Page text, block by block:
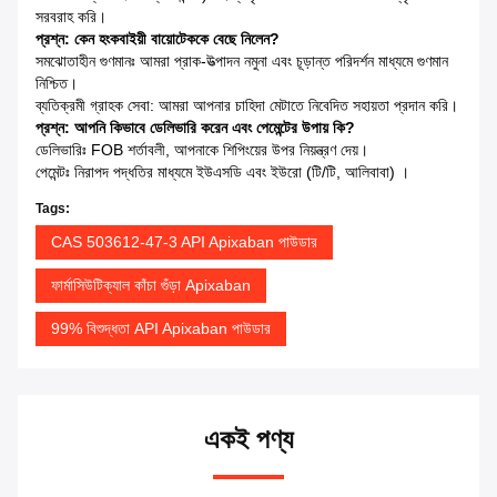
সরবরাহ করি।
প্রশ্ন: কেন হংকবাইয়ী বায়োটেককে বেছে নিলেন?
সমঝোতাহীন গুণমানঃ আমরা প্রাক-উত্পাদন নমুনা এবং চূড়ান্ত পরিদর্শন মাধ্যমে গুণমান
নিশ্চিত।
ব্যতিক্রমী গ্রাহক সেবা: আমরা আপনার চাহিদা মেটাতে নিবেদিত সহায়তা প্রদান করি।
প্রশ্ন: আপনি কিভাবে ডেলিভারি করেন এবং পেমেন্টের উপায় কি?
ডেলিভারিঃ FOB শর্তাবলী, আপনাকে শিপিংয়ের উপর নিয়ন্ত্রণ দেয়।
পেমেন্টঃ নিরাপদ পদ্ধতির মাধ্যমে ইউএসডি এবং ইউরো (টি/টি, আলিবাবা) ।
Tags:
CAS 503612-47-3 API Apixaban পাউডার
ফার্মাসিউটিক্যাল কাঁচা গুঁড়া Apixaban
99% বিশুদ্ধতা API Apixaban পাউডার
একই পণ্য